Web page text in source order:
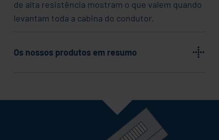
de alta resistência mostram o que valem quando
levantam toda a cabina do condutor.
Os nossos produtos em resumo